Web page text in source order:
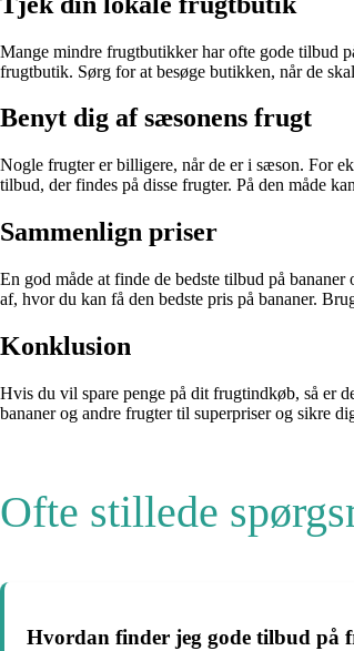
Mange mindre frugtbutikker har ofte gode tilbud
frugtbutik. Sørg for at besøge butikken, når de
Benyt dig af sæsonens frugt
Nogle frugter er billigere, når de er i sæson. For
tilbud, der findes på disse frugter. På den måde
Sammenlign priser
En god måde at finde de bedste tilbud på
af, hvor du kan få den bedste pris på bananer.
Konklusion
Hvis du vil spare penge på dit frugtindkøb, så er
bananer og andre frugter til superpriser og sikre
Ofte stillede
Hvordan finder jeg gode tilbud på